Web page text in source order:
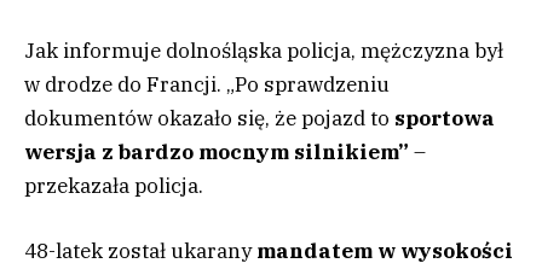
Jak informuje dolnośląska policja, mężczyzna był
w drodze do Francji. „Po sprawdzeniu
dokumentów okazało się, że pojazd to sportowa
wersja z bardzo mocnym silnikiem” –
przekazała policja.
48-latek został ukaranymandatem w wysokości